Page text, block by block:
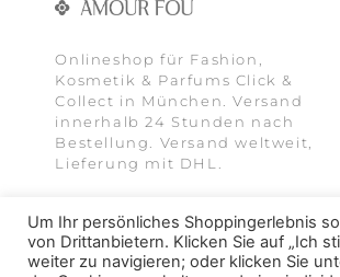
Onlineshop für Fashion,
Kosmetik & Parfums Click &
Collect in München. Versand
innerhalb 24 Stunden nach
Bestellung. Versand weltweit,
Lieferung mit DHL.
Um Ihr persönliches Shoppingerlebnis
von Drittanbietern. Klicken Sie auf „Ich
weiter zu navigieren; oder klicken Sie